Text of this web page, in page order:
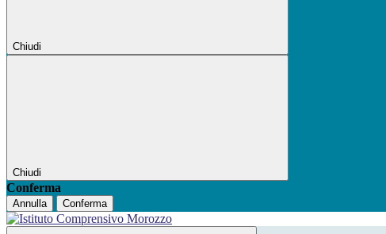
Chiudi
Chiudi
Conferma
Annulla Conferma